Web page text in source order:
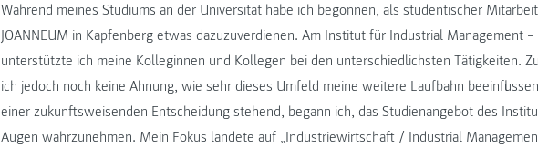
Während meines Studiums an der Universität habe ich begonnen, als studentischer
JOANNEUM in Kapfenberg etwas dazuzuverdienen. Am Institut für Industrial Management
unterstützte ich meine Kolleginnen und Kollegen bei den unterschiedlichsten Tätigkeiten.
ich jedoch noch keine Ahnung, wie sehr dieses Umfeld meine weitere Laufbahn
einer zukunftsweisenden Entscheidung stehend, begann ich, das Studienangebot des
Augen wahrzunehmen. Mein Fokus landete auf „Industriewirtschaft / Industrial